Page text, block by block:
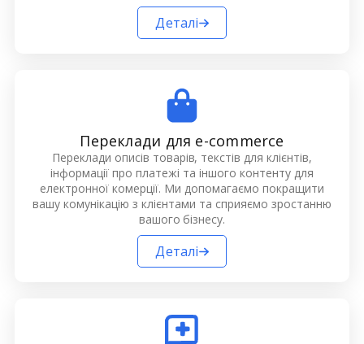
Деталі
Переклади для e-commerce
Переклади описів товарів, текстів для клієнтів,
інформації про платежі та іншого контенту для
електронної комерції. Ми допомагаємо покращити
вашу комунікацію з клієнтами та сприяємо зростанню
вашого бізнесу.
Деталі